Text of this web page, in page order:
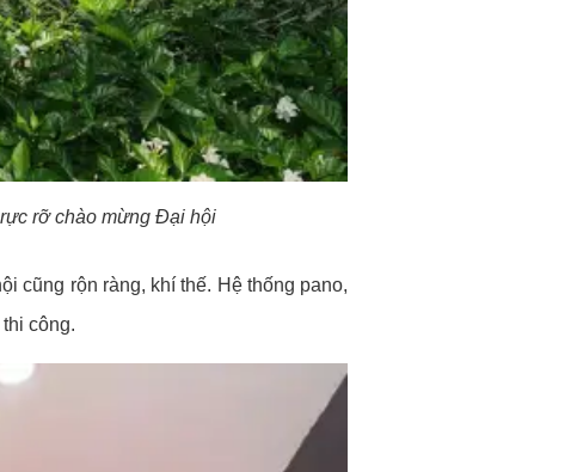
rỡ chào mừng Đại hội
cũng rộn ràng, khí thế. Hệ thống pano,
công.